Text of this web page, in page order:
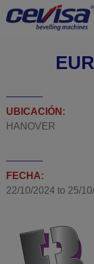
UBICACIÓN:
HANOVER
FECHA:
22/10/2024 to 25/